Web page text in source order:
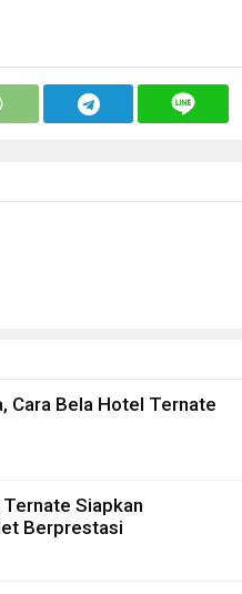
Cara Bela Hotel Ternate
Siapkan
Berprestasi